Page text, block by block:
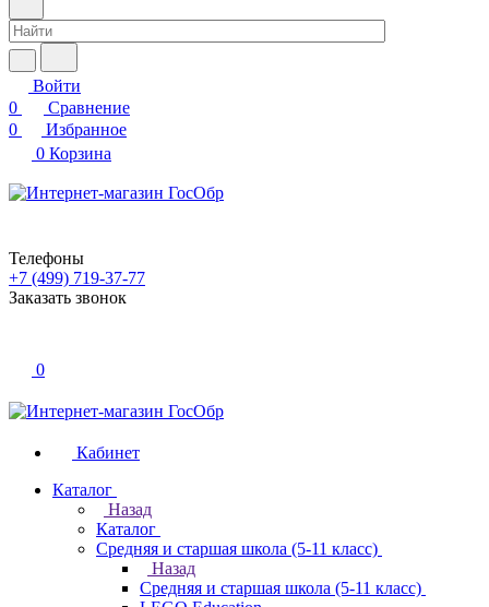
Войти
0
Сравнение
0
Избранное
0 Корзина
Телефоны
+7 (499) 719-37-77
Заказать звонок
0
Кабинет
Каталог
Назад
Каталог
Средняя и старшая школа (5-11 класс)
Назад
Средняя и старшая школа (5-11 класс)